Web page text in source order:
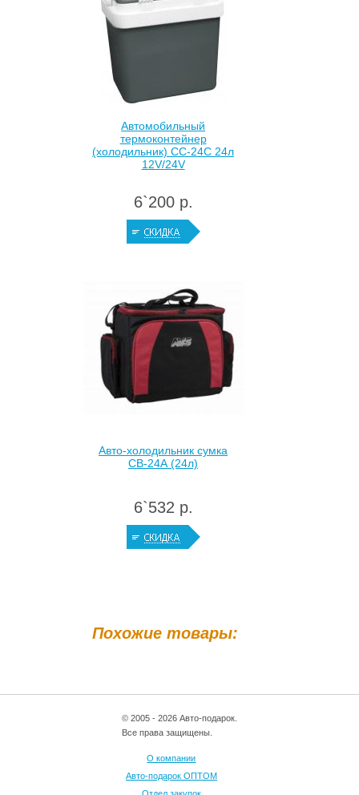
Похожие товары:
Автомобильный
термоконтейнер
(холодильник) CC-24C 24л
12V/24V
6`200 р.
Авто-холодильник сумка
CВ-24А (24л)
6`532 р.
© 2005 - 2026 Авто-подарок.
Все права защищены.
О компании
Авто-подарок ОПТОМ